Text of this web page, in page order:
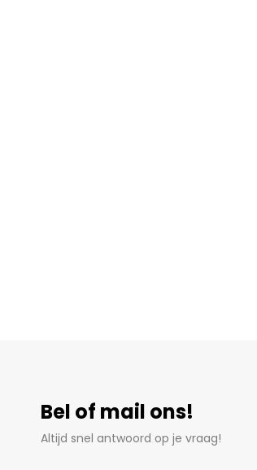
Bel of mail ons!
Altijd snel antwoord op je vraag!